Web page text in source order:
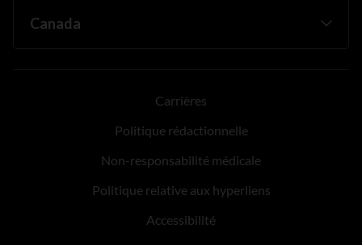
Carrières
Politique rédactionnelle
Non-responsabilité médicale
Politique relative aux hyperliens
Accessibilité